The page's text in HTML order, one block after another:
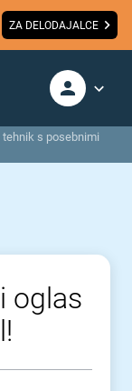
ZA DELODAJALCE
s posebnimi
oglas